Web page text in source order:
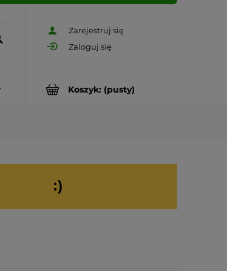
Zarejestruj się
Zaloguj się
Koszyk: (pusty)
:)